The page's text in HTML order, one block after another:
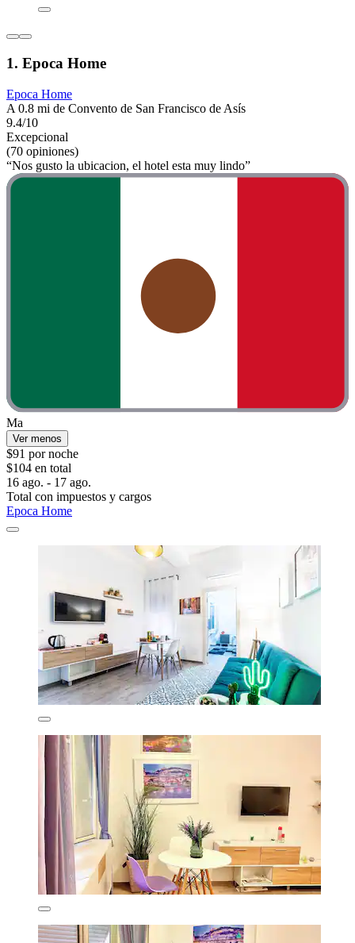
1. Epoca Home
Epoca Home
A 0.8 mi de Convento de San Francisco de Asís
9.4/10
Excepcional
(70 opiniones)
“Nos gusto la ubicacion, el hotel esta muy lindo”
Ma
Ver menos
$91 por noche
$104 en total
16 ago. - 17 ago.
Total con impuestos y cargos
Epoca Home